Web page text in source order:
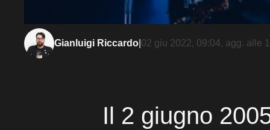
Gianluigi Riccardo 02 giu 2022, 09:04, agg. alle
Il 2 giugno